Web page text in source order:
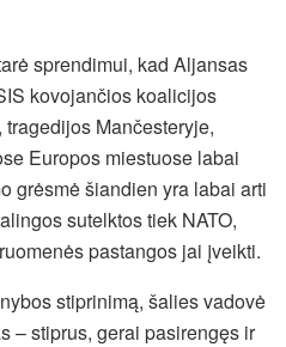
sprendimui, kad Aljansas
kovojančios koalicijos
Mančesteryje,
Europos miestuose labai
grėsmė šiandien yra labai arti
sutelktos tiek NATO,
pastangos jai įveikti.
stiprinimą, šalies vadovė
– stiprus, gerai pasirengęs ir